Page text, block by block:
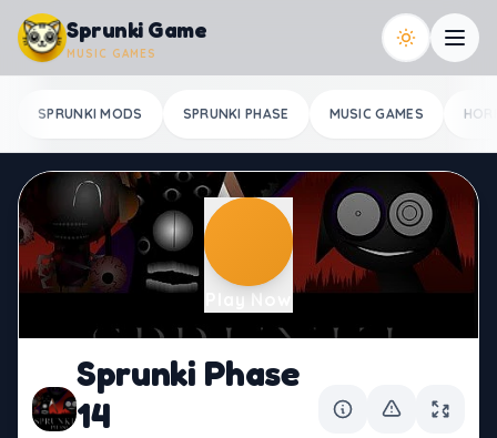
Skip to content
Sprunki Game
MUSIC GAMES
SPRUNKI MODS SPRUNKI PHASE MUSIC GAMES
Play Now
Sprunki Phase
14